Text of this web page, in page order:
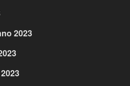
2023